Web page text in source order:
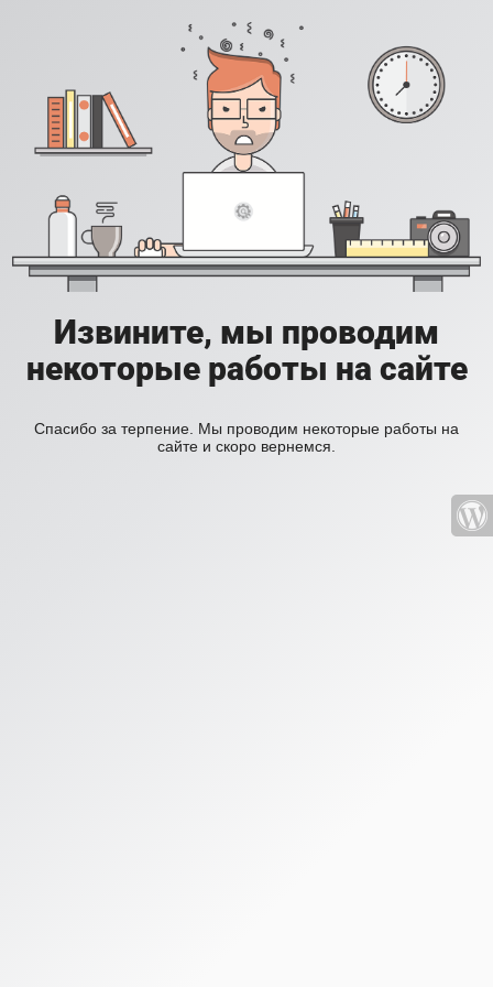
Извините, мы проводим
некоторые работы на сайте
Спасибо за терпение. Мы проводим некоторые работы на
сайте и скоро вернемся.